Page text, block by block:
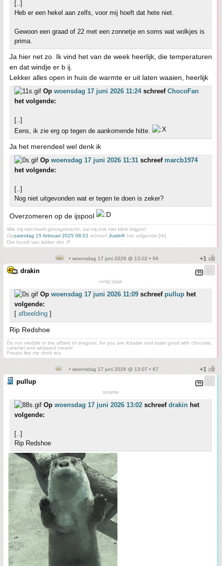
[..]
Heb er een hekel aan zelfs, voor mij hoeft dat hete niet.
Gewoon een graad of 22 met een zonnetje en soms wat wolkjes is
prima.
Ja hier net zo. Ik vind het van de week heerlijk, die temperaturen
en dat windje er b ij.
Lekker alles open in huis de warmte er uit laten waaien, heerlijk
Op woensdag 17 juni 2026 11:24schreef ChocoFan
het volgende:
[..]
Eens, ik zie erg op tegen de aankomende hitte.
Ja het merendeel wel denk ik
Op woensdag 17 juni 2026 11:31 schreef marcb1974
het volgende:
[..]
Nog niet uitgevonden wat er tegen te doen is zeker?
Overzomeren op de ijspool
Wie mij niet heeft grootgebracht, zal mij ook niet klein krijgen!
Opzaterdag 15 februari 2025 08:01 schreef JustinK het volgende:[/b]
Dot houdt van lekker vlot :P
• woensdag 17 juni 2026 @ 13:02 • 66
drakin
vurig typje
Op woensdag 17 juni 2026 11:09 schreef pullup het
volgende:
[ afbeelding ]
Rip Redshoe
Do not meddle in the affairs of dragons, for you are lickable and taste good with chocolat,
caramel and whipped cream!
Freaks like me drink tea
• woensdag 17 juni 2026 @ 13:07 • 67
pullup
smartie
Op woensdag 17 juni 2026 13:02 schreef drakin het
volgende:
[..]
Rip Redshoe